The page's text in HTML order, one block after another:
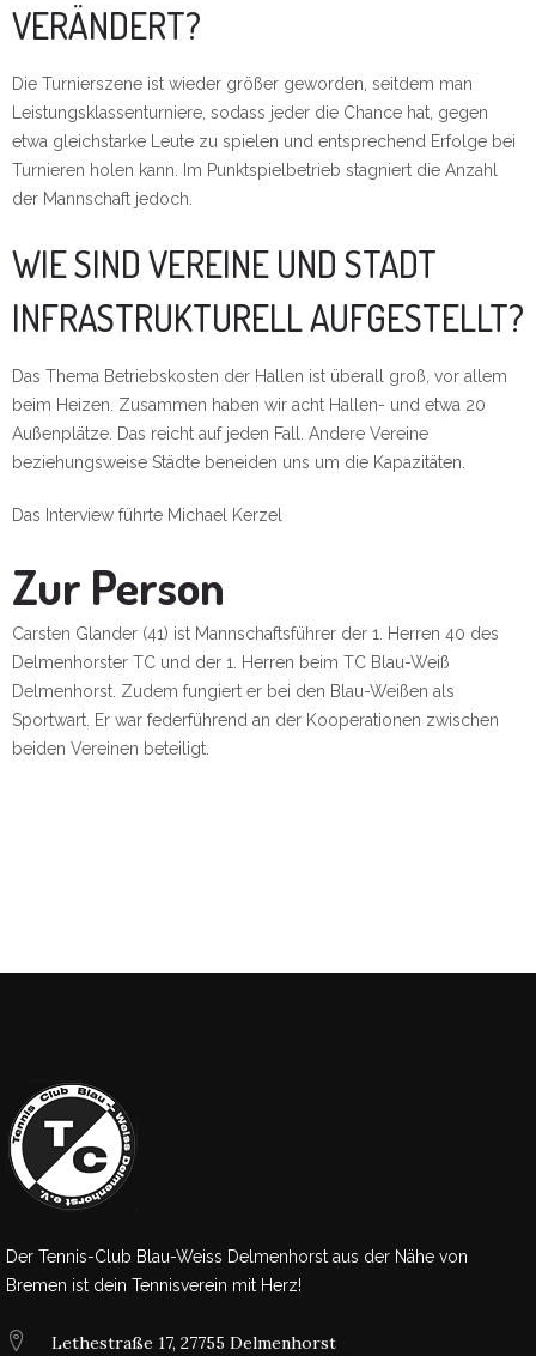
VERÄNDERT?
Die Turnierszene ist wieder größer geworden, seitdem man
Leistungsklassenturniere, sodass jeder die Chance hat, gegen
etwa gleichstarke Leute zu spielen und entsprechend Erfolge bei
Turnieren holen kann. Im Punktspielbetrieb stagniert die Anzahl
der Mannschaft jedoch.
WIE SIND VEREINE UND STADT
INFRASTRUKTURELL AUFGESTELLT?
Das Thema Betriebskosten der Hallen ist überall groß, vor allem
beim Heizen. Zusammen haben wir acht Hallen- und etwa 20
Außenplätze. Das reicht auf jeden Fall. Andere Vereine
beziehungsweise Städte beneiden uns um die Kapazitäten.
Das Interview führte Michael Kerzel
Zur Person
Carsten Glander (41) ist Mannschaftsführer der 1. Herren 40 des
Delmenhorster TC und der 1. Herren beim TC Blau-Weiß
Delmenhorst. Zudem fungiert er bei den Blau-Weißen als
Sportwart. Er war federführend an der Kooperationen zwischen
beiden Vereinen beteiligt.
Der Tennis-Club Blau-Weiss Delmenhorst aus der Nähe von
Bremen ist dein Tennisverein mit Herz!
Lethestraße 17, 27755 Delmenhorst